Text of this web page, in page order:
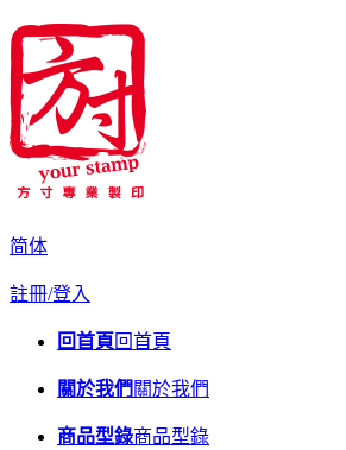
简体
註冊/登入
回首頁回首頁
關於我們 關於我們
商品型錄商品型錄